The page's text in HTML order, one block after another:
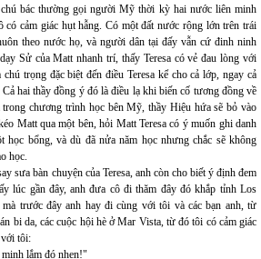
chú bác thường gọi người Mỹ thời kỳ hai nước liên minh
có cảm giác hụt hẫng. Có một đất nước rộng lớn trên trái
theo nước họ, và người dân tại đấy vẫn cứ đinh ninh
Sử của Matt nhanh trí, thấy Teresa có vẻ đau lòng với
trọng đặc biệt đến điều Teresa kể cho cả lớp, ngay cả
hai thầy đồng ý đó là điều lạ khi biến cố tương đồng về
chương trình học bên Mỹ, thầy Hiệu hứa sẽ bỏ vào
Matt qua một bên, hỏi Matt Teresa có ý muốn ghi danh
học bổng, và dù đã nửa năm học nhưng chắc sẽ không
học.
sưa bàn chuyện của Teresa, anh còn cho biết ý định đem
lúc gần đây, anh đưa cô đi thăm đây đó khắp tỉnh Los
trước đây anh hay đi cùng với tôi và các bạn anh, từ
bi da, các cuộc hội hè ở Mar Vista, từ đó tôi có cảm giác
tôi:
lắm đó nhen!"